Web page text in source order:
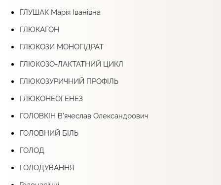
ГЛУШАК Марія Іванівна
ГЛЮКАГОН
ГЛЮКОЗИ МОНОГІДРАТ
ГЛЮКОЗО-ЛАКТАТНИЙ ЦИКЛ
ГЛЮКОЗУРИЧНИЙ ПРОФІЛЬ
ГЛЮКОНЕОГЕНЕЗ
ГОЛОВКІН В’ячеслав Олександрович
ГОЛОВНИЙ БІЛЬ
ГОЛОД
ГОЛОДУВАННЯ